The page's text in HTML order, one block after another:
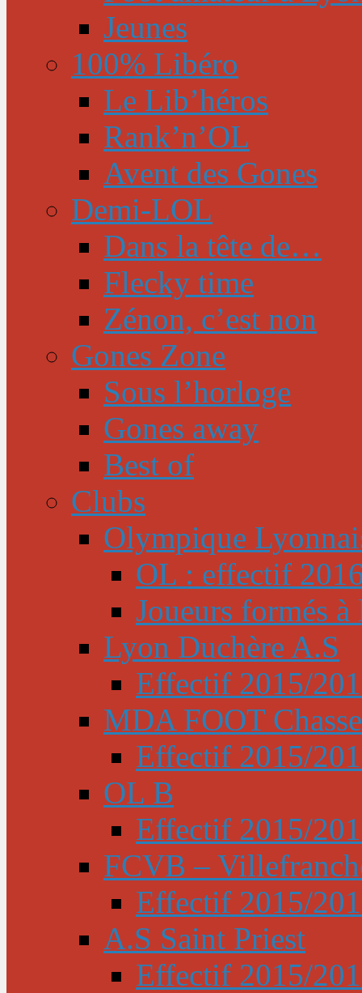
Jeunes
100% Libéro
Le Lib’héros
Rank’n’OL
Avent des Gones
Demi-LOL
Dans la tête de…
Flecky time
Zénon, c’est non
Gones Zone
Sous l’horloge
Gones away
Best of
Clubs
Olympique
OL : effectif
Joueurs formés
Lyon Duchère A.S
Effectif 2015/
MDA FOOT
Effectif 2015/
OL B
Effectif 2015/
FCVB –
Effectif 2015/
A.S Saint Priest
Effectif 2015/